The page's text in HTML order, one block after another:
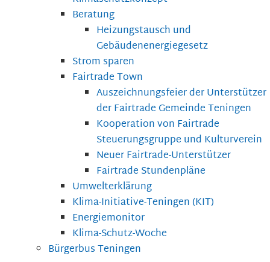
Beratung
Heizungstausch und
Gebäudenenergiegesetz
Strom sparen
Fairtrade Town
Auszeichnungsfeier der Unterstützer
der Fairtrade Gemeinde Teningen
Kooperation von Fairtrade
Steuerungsgruppe und Kulturverein
Neuer Fairtrade-Unterstützer
Fairtrade Stundenpläne
Umwelterklärung
Klima-Initiative-Teningen (KIT)
Energiemonitor
Klima-Schutz-Woche
Bürgerbus Teningen